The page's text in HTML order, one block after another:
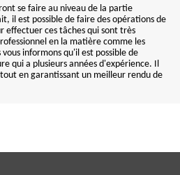
se faire au niveau de la partie
il est possible de faire des opérations de
effectuer ces tâches qui sont très
en la matière comme les
informons qu'il est possible de
qui a plusieurs années d'expérience. Il
en garantissant un meilleur rendu de